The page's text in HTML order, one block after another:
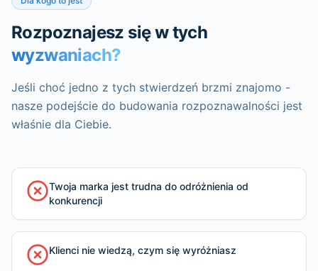
Rozpoznajesz się w tych
wyzwaniach?
Jeśli choć jedno z tych stwierdzeń brzmi znajomo -
nasze podejście do budowania rozpoznawalności jest
właśnie dla Ciebie.
Twoja marka jest trudna do odróżnienia od
konkurencji
Klienci nie wiedzą, czym się wyróżniasz